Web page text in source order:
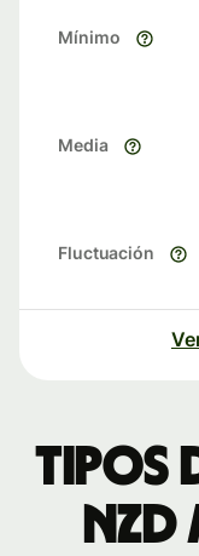
Mínimo
Media
Fluctuación
Tipos